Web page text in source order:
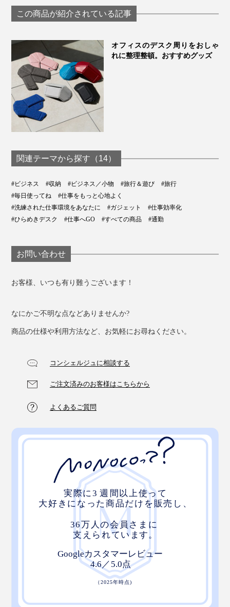
従来のビジネスポーチにはなかった、仕事効率までデザ
欠かせないパートナーになるはずです。
MacBook Proの大きい電源アダプターも、マウスも、余
裕で入っちゃう」
「これ、ポーチが自立するのがいいですね。カフェとか
シェアオフィスでも、サッと出して立たせれば、すぐ仕
事が始められる」
「必要な仕事道具を全部入れても、3cmの薄さに収まる
から、リュックに入れてもジャマにならない」
家で仕事することが多い私は、「ペンケース」を愛用し
ています。
家のなかでも出し入れする必要があるパソコン
（Surface Pro）の電源アダプター、タッチペン、ボー
ルペン、付箋が気持ちよく収まる。
商品のキャッチコピーを思いついて、すぐにメモを書き
つけたい時、すばやくボールペンをとり出せる「クイッ
クアクセス・ポケット」も気に入っています。
類をさらにギュッと
圧縮できる「トラベ
この商品が紹介されている記事
オフィスのデスク周りをおしゃ
れに整理整頓。おすすめグッズ
関連テーマから探す（14）
#ビジネス #収納 #ビジネス／小物 #旅行＆遊び
#旅行
#毎日使ってね
#仕事をもっと心地よく
#洗練された仕事環境をあなたに
#ガジェット
#仕事効率化
#ひらめきデスク
#仕事へGO #すべての商品 #通勤
お問い合わせ
お客様、いつも有り難うございます！
なにかご不明な点などありませんか?
商品の仕様や利用方法など、お気軽にお尋ねください。
コンシェルジュに相談する
ご注文済みのお客様はこちらから
よくあるご質問